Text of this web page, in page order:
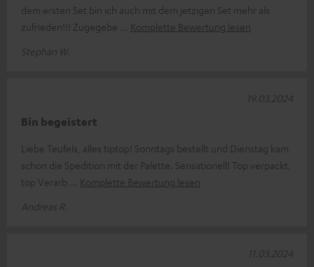
dem ersten Set bin ich auch mit dem jetzigen Set mehr als
zufrieden!!! Zugegebe
Komplette Bewertung lesen
Stephan W.
Bin begeistert
Liebe Teufels, alles tiptop! Sonntags bestellt und Dienstag kam
schon die Spedition mit der Palette. Sensationell! Top verpackt,
top Verarb
Komplette Bewertung lesen
Andreas R.
19.03.2024
11.03.2024